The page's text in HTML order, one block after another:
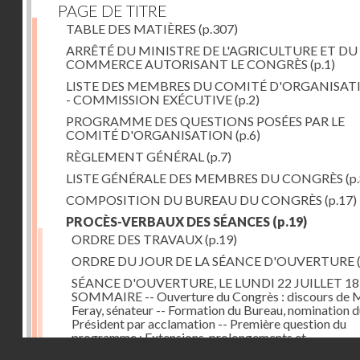
PAGE DE TITRE
TABLE DES MATIÈRES (p.307)
ARRÊTÉ DU MINISTRE DE L'AGRICULTURE ET DU
COMMERCE AUTORISANT LE CONGRÈS (p.1)
LISTE DES MEMBRES DU COMITÉ
- COMMISSION EXÉCUTIVE(p.2)
PROGRAMME DES QUESTIONS POSÉES PAR LE
COMITÉ D'ORGANISATION (p.6)
RÈGLEMENT GÉNÉRAL (p.7)
LISTE GÉNÉRALE DES MEMBRES DU CONGRÈS
COMPOSITION DU BUREAU DU CONGRÈS (p.17)
PROCÈS-VERBAUX DES SÉANCES (p.19)
ORDRE DES TRAVAUX(p.19)
ORDRE DU JOUR DE LA SÉANCE D'OUVERTURE
SÉANCE D'OUVERTURE, LE LUNDI 22 JUILLET
SOMMAIRE -- Ouverture du Congrès : discours de
Feray, sénateur -- Formation du Bureau, nomination
Président par acclamation -- Première question du
programme : Extensions, prolongements et